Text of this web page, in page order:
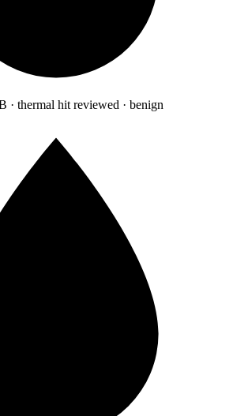
· thermal hit reviewed · benign